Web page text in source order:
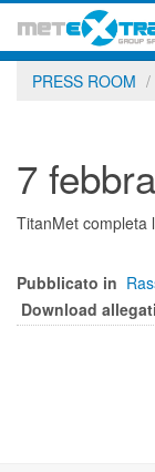
PRESS ROOM
7
TitanMet completa
Pubblicato in
Download